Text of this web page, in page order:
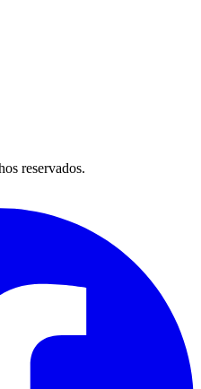
reservados.